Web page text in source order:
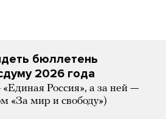
бюллетень
2026 года
Россия», а за ней —
«За мир и свободу»)